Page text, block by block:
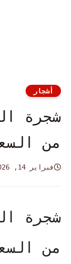
أشجار
شجرة
من
فبراير 14, 2026
شجرة
من